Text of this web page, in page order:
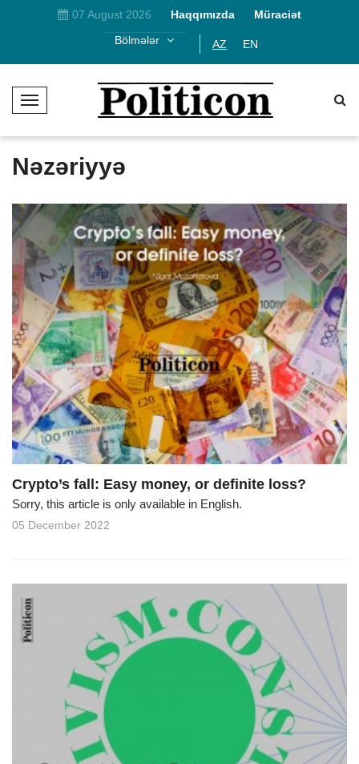
07 August 2026 Haqqımızda
Müraciət
Bölmələr
AZ EN
T
g
N
v
i
g
t
i
o
n
Nəzəriyyə
Crypto’s fall: Easy money, or definite loss?
Sorry, this article is only available in English.
05 December 2022